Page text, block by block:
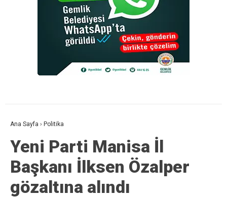
Ana Sayfa › Politika
Yeni Parti Manisa İl
Başkanı İlksen Özalper
gözaltına alındı